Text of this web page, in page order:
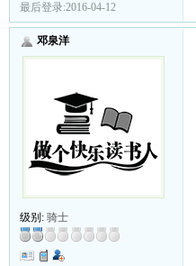
最后登录:2016-04-12
邓泉洋
级别: 骑士